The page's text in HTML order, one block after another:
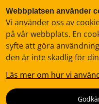
Webbplatsen använder
Vi använder oss av
på vår webbplats. En
syfte att göra
den är inte skadlig för
Läs mer om hur vi